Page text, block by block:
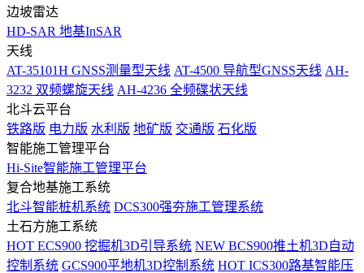
边坡雷达
HD-SAR 地基InSAR
天线
AT-35101H GNSS测量型天线 AT-4500 导航型GNSS天线 AH-
3232 双频螺旋天线 AH-4236 全频碟状天线
北斗云平台
铁路版 电力版 水利版 地矿版 交通版 石化版
智能施工管理平台
Hi-Site智能施工管理平台
复合地基施工系统
北斗智能桩机系统 DCS300强夯施工管理系统
土石方施工系统
HOT ECS900 挖掘机3D引导系统 NEW BCS900推土机3D自动
控制系统 GCS900平地机3D控制系统 HOT ICS300路基智能压